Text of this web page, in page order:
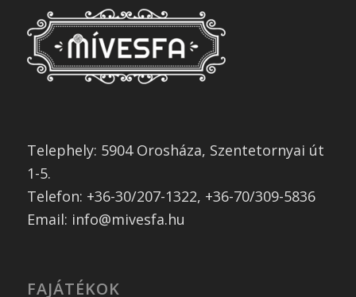
Telephely: 5904 Orosháza, Szentetornyai út
1-5.
Telefon: +36-30/207-1322, +36-70/309-5836
Email: info@mivesfa.hu
FAJÁTÉKOK